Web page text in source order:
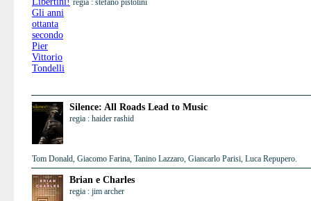
regia : stefano pistolini
Silence: All Roads Lead to Music
regia : haider rashid
Tom Donald, Giacomo Farina, Tanino Lazzaro, Giancarlo Parisi, Luca Repupero.
Brian e Charles
regia : jim archer